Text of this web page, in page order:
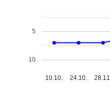
10.10. 24.10.
5
10